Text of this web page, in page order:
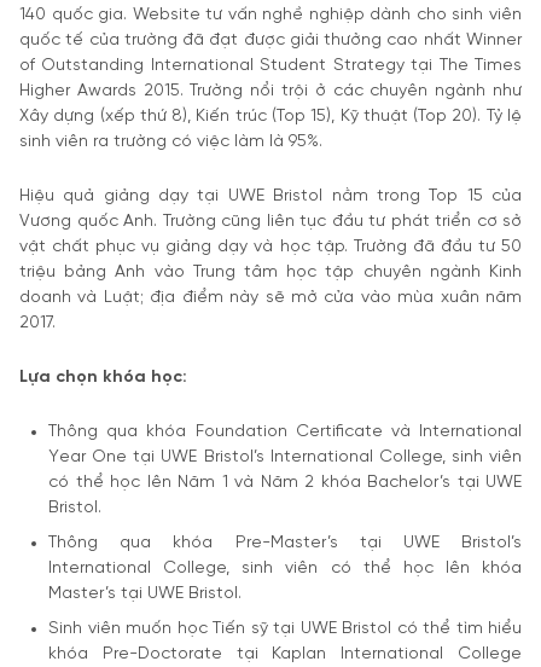
140 quốc gia. Website tư vấn nghề nghiệp dành cho sinh viên
quốc tế của trường đã đạt được giải thưởng cao nhất Winner
of Outstanding International Student Strategy tại The Times
Higher Awards 2015. Trường nổi trội ở các chuyên ngành như
Xây dựng (xếp thứ 8), Kiến trúc (Top 15), Kỹ thuật (Top 20). Tỷ lệ
sinh viên ra trường có việc làm là 95%.
Hiệu quả giảng dạy tại UWE Bristol nằm trong Top 15 của
Vương quốc Anh. Trường cũng liên tục đầu tư phát triển cơ sở
vật chất phục vụ giảng dạy và học tập. Trường đã đầu tư 50
triệu bảng Anh vào Trung tâm học tập chuyên ngành Kinh
doanh và Luật; địa điểm này sẽ mở cửa vào mùa xuân năm
2017.
Lựa chọn khóa học:
Thông qua khóa Foundation Certificate và International
Year One tại UWE Bristol’s International College, sinh viên
có thể học lên Năm 1 và Năm 2 khóa Bachelor’s tại UWE
Bristol.
Thông qua khóa Pre-Master’s tại UWE Bristol’s
International College, sinh viên có thể học lên khóa
Master’s tại UWE Bristol.
Sinh viên muốn học Tiến sỹ tại UWE Bristol có thể tìm hiểu
khóa Pre-Doctorate tại Kaplan International College